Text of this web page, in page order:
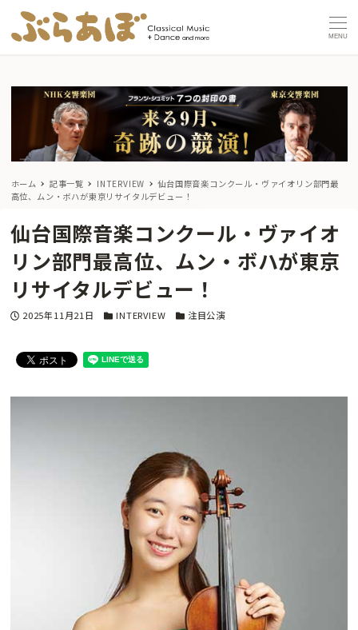
MENU
ホーム 記事一覧 INTERVIEW
仙台国際音楽コンクール・ヴァイオリン部門最
高位、ムン・ボハが東京リサイタルデビュー！
仙台国際音楽コンクール・ヴァイオ
リン部門最高位、ムン・ボハが東京
リサイタルデビュー！
投稿日
2025年11月21日 カテゴリー
INTERVIEW カテゴリー
注目公演